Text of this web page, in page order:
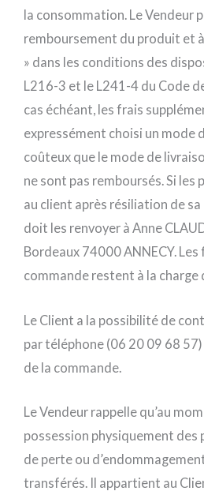
la consommation. Le Vendeur
remboursement du produit et
» dans les conditions des
L216-3 et le L241-4 du Code
cas échéant, les frais
expressément choisi un mode
coûteux que le mode de
ne sont pas remboursés. Si
au client après résiliation de
doit les renvoyer à Anne
Bordeaux 74000 ANNECY.
commande restent à la charge
Le Client a la possibilité de
par téléphone (06 20 09 68 57)
de la commande.
Le Vendeur rappelle qu’au
possession physiquement des
de perte ou
transférés. Il appartient au